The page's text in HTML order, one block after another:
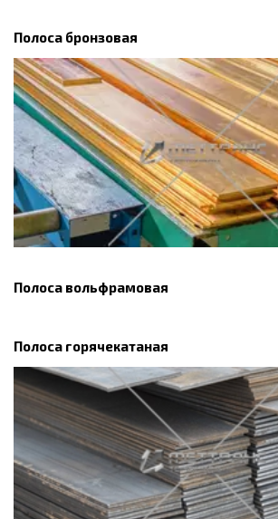
Полоса бронзовая
Полоса вольфрамовая
Полоса горячекатаная